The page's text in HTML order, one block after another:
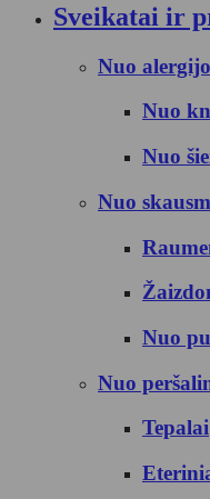
Sveikatai ir
Nuo
Nuo
Nuo
Nuo
Nuo
Nuo
Tepalai